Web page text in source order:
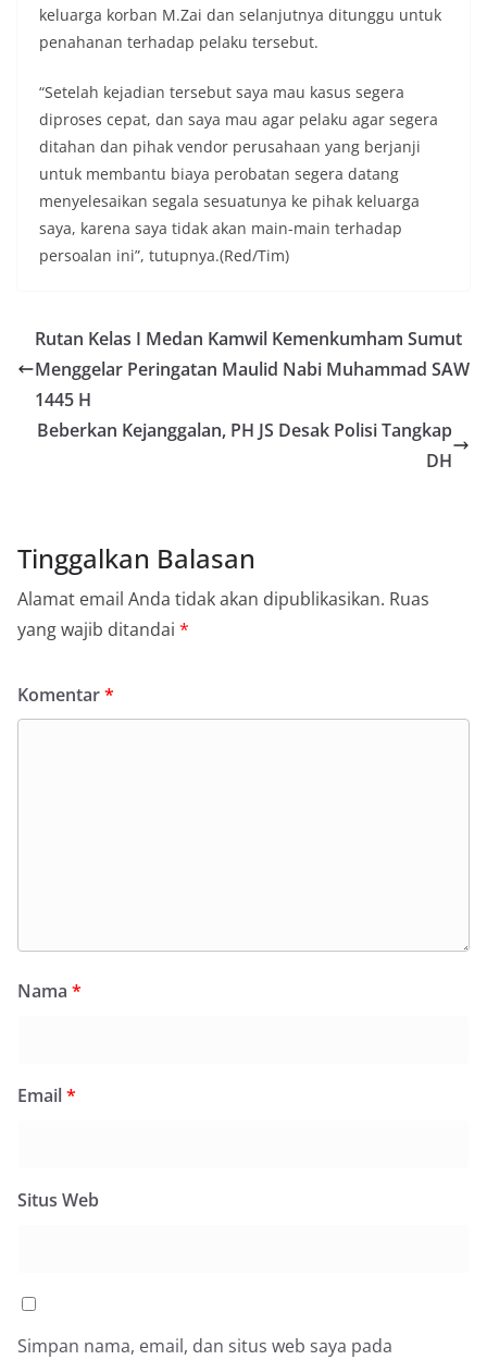
keluarga korban M.Zai dan selanjutnya ditunggu untuk
penahanan terhadap pelaku tersebut.
“Setelah kejadian tersebut saya mau kasus segera
diproses cepat, dan saya mau agar pelaku agar segera
ditahan dan pihak vendor perusahaan yang berjanji
untuk membantu biaya perobatan segera datang
menyelesaikan segala sesuatunya ke pihak keluarga
saya, karena saya tidak akan main-main terhadap
persoalan ini”, tutupnya.(Red/Tim)
Rutan Kelas I Medan Kamwil Kemenkumham Sumut
Menggelar Peringatan Maulid Nabi Muhammad SAW
1445 H
Beberkan Kejanggalan, PH JS Desak Polisi Tangkap
DH
Tinggalkan Balasan
Alamat email Anda tidak akan dipublikasikan. Ruas
yang wajib ditandai *
Komentar*
Nama *
Email*
Situs Web
Simpan nama, email, dan situs web saya pada